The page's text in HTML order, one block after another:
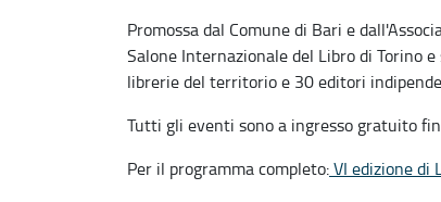
Promossa dal Comune di Bari e
Salone Internazionale del Libro di Torino
librerie del territorio e 30 editori
Tutti gli eventi sono a ingresso gratuito
Per il programma completo:VI edizione di